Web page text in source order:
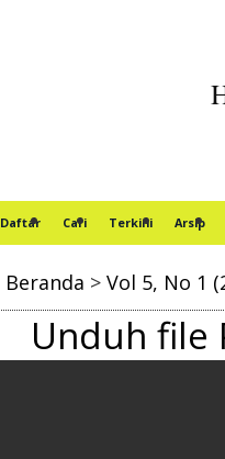
Daftar Cari Terkini Arsip
Beranda > Vol 5, No 1
Unduh file